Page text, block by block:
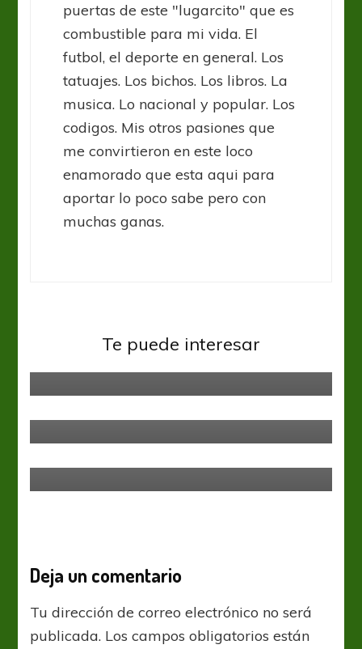
puertas de este "lugarcito" que es
combustible para mi vida. El
futbol, el deporte en general. Los
tatuajes. Los bichos. Los libros. La
musica. Lo nacional y popular. Los
codigos. Mis otros pasiones que
me convirtieron en este loco
enamorado que esta aqui para
aportar lo poco sabe pero con
muchas ganas.
Te puede interesar
La Previa: se reconstruye el 11
Deja un comentario
Tu dirección de correo electrónico no será
publicada. Los campos obligatorios están